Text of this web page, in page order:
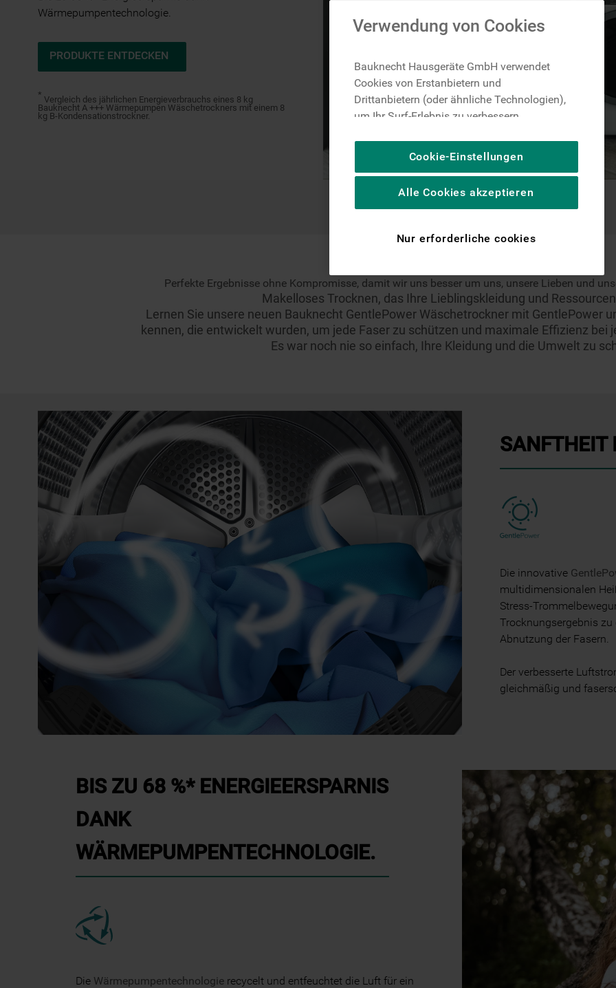
Wärmepumpentechnologie.
PRODUKTE ENTDECKEN
* Vergleich des jährlichen Energieverbrauchs eines 8 kg
Bauknecht A +++ Wärmepumpen Wäschetrockners mit einem 8
kg B-Kondensationstrockner.
Perfekte Ergebnisse ohne Kompromisse, damit wir uns besser um uns, unsere Lieben und
Makelloses Trocknen, das Ihre Lieblingskleidung und
Lernen Sie unsere neuen Bauknecht GentlePower Wäschetrockner mit GentlePower
kennen, die entwickelt wurden, um jede Faser zu schützen und maximale Effizienz bei
Es war noch nie so einfach, Ihre Kleidung und die Umwelt zu
SANFTHEIT
Die innovative
multidimensionalen
Stress-
Trocknungsergebnis
Abnutzung der Fasern.
Der verbesserte
gleichmäßig und
BIS ZU 68 %* ENERGIEERSPARNIS
DANK
WÄRMEPUMPENTECHNOLOGIE.
Die Wärmepumpentechnologie recycelt und entfeuchtet die Luft für ein
Verwendung von Cookies
Bauknecht Hausgeräte GmbH verwendet
Cookies von Erstanbietern und
Drittanbietern (oder ähnliche Technologien),
um Ihr Surf-Erlebnis zu verbessern
Publikum zu messen (Leistungs-Cookies),
um die redaktionellen Inhalte der Website
basierend auf Ihrer Nutzung der Website zu
personalisieren, die Funktionalität der
spezifische Funktionen anzubieten
Werbung basierend auf Ihren
Gewohnheiten, Interaktionen mit unseren
Websites, Werbeanzeigen und Interessen
(einschließlich über Drittanbieter und auf
anderen Websites oder sozialen
finden Sie hier:
https://business.safety.google/privacy/
(Profiling- und Marketing-Cookies).
Indem Sie auf die Schaltfläche "Alle
Cookies akzeptieren" klicken, stimmen Sie
der Verwendung all unserer Cookies und der
Weitergabe Ihrer Daten an unsere
Drittanbieter für solche Zwecke zu. Wenn
Sie Ihre Präferenzen festlegen möchten,
klicken Sie auf die Schaltfläche "Cookie
Einstellungen". Um unsere Cookie-Richtlinie
einzusehen klicken sie auf "Mehr
Informationen" . Wenn Sie auf "Nur
erforderliche Cookies" klicken, werden
lediglich unbedingt erforderliche Cookis
gesetzt. Mehr Informationen
https://www.bauknecht.de/seiten/nutzung-
von-cookies
Cookie-Einstellungen
Nur erforderliche cookies
Alle Cookies akzeptieren